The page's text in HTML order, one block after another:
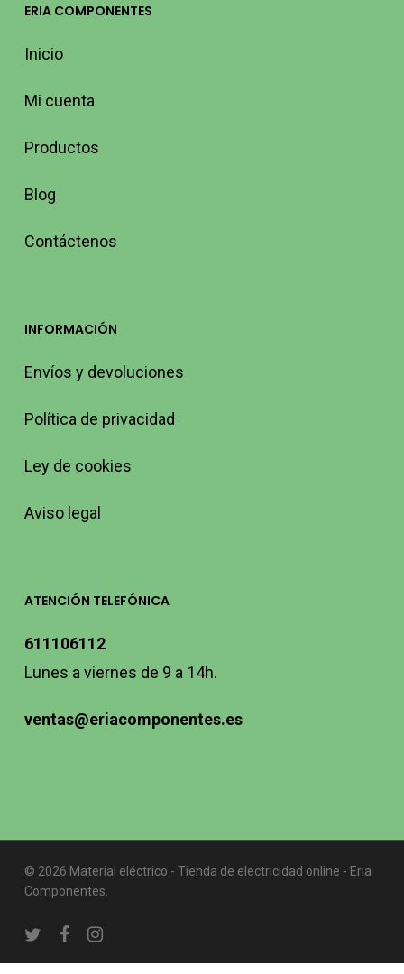
ERIA COMPONENTES
Inicio
Mi cuenta
Productos
Blog
Contáctenos
INFORMACIÓN
Envíos y devoluciones
Política de privacidad
Ley de cookies
Aviso legal
ATENCIÓN TELEFÓNICA
611106112
Lunes a viernes de 9 a 14h.
ventas@eriacomponentes.es
© 2026 Material eléctrico - Tienda de electricidad online - Eria
Componentes.
twitterfacebookinstagram